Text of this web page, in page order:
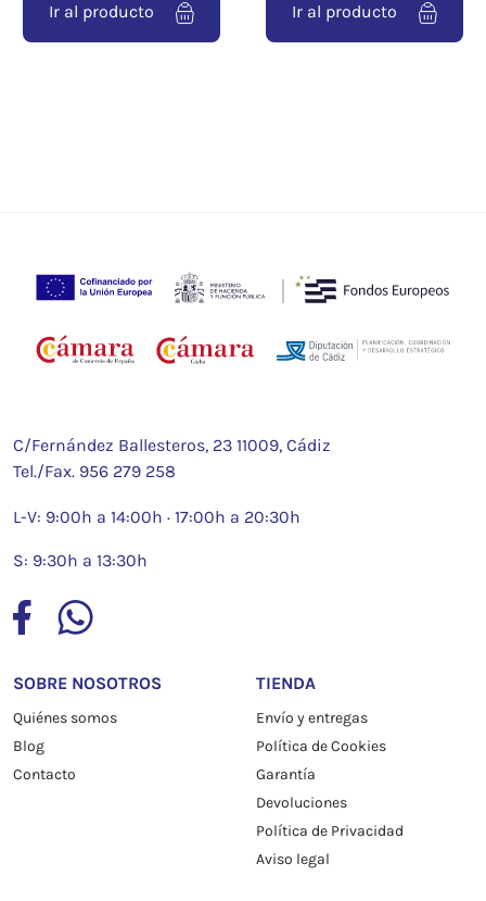
Ir al producto Ir al producto
C/Fernández Ballesteros, 23 11009, Cádiz
Tel./Fax. 956 279 258
L-V: 9:00h a 14:00h · 17:00h a 20:30h
S: 9:30h a 13:30h
SOBRE NOSOTROS
Quiénes somos
Blog
Contacto
TIENDA
Envío y entregas
Política de Cookies
Garantía
Devoluciones
Política de Privacidad
Aviso legal